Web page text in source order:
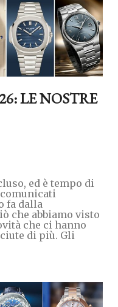
LE NOSTRE
ed è tempo di
fa dalla
che abbiamo visto
che ci hanno
di più. Gli